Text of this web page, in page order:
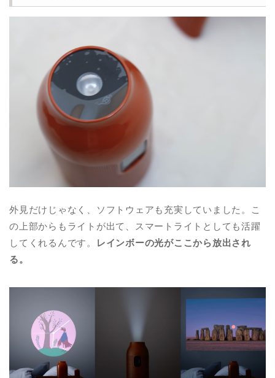
外見だけじゃなく、ソフトウェアも充実していました。こ
の上部からもライトが出て、スマートライトとしても活躍
してくれるんです。
レインボーの光がここから放出され
る。